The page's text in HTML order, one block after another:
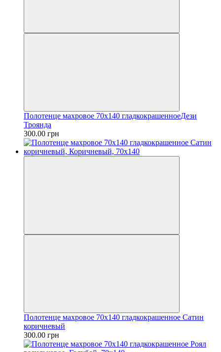
Полотенце махровое 70х140 гладкокрашенноеДези
Троянда
300.00 грн
Полотенце махровое 70х140 гладкокрашенное Сатин
коричневый
300.00 грн